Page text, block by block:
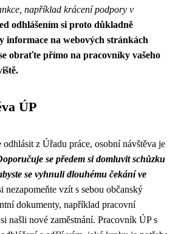
například krácení podpory v
odhlášením si proto důkladně
informace na webových stránkách
obraťte přímo na pracovníky vašeho
ÚP
odhlásit z Úřadu práce, osobní návštěva je
se předem si domluvit schůzku
se vyhnuli dlouhému čekání ve
nezapomeňte vzít s sebou občanský
dokumenty, například pracovní
našli nové zaměstnání. Pracovník ÚP s